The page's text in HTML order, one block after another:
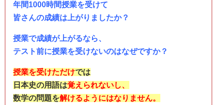
年間1000時間授業を受けて
皆さんの成績は上がりましたか？
授業で成績が上がるなら、
テスト前に授業を受けないのはなぜですか？
授業を受けただけでは
日本史の用語は覚えられないし、
数学の問題を解けるようにはなりません。